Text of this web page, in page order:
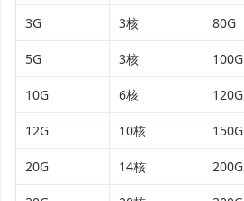
3G 3核 80G
5G 3核 100G
10G 6核 120G
12G 10核 150G
20G 14核 200G